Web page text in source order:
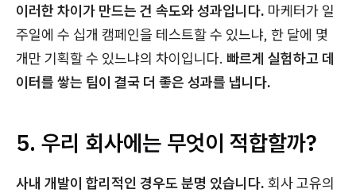
이러한 차이가 만드는 건 속도와 성과입니다. 마케터가 일
주일에 수 십개 캠페인을 테스트할 수 있느냐, 한 달에 몇
개만 기획할 수 있느냐의 차이입니다. 빠르게 실험하고 데
이터를 쌓는 팀이 결국 더 좋은 성과를 냅니다.
5. 우리 회사에는 무엇이 적합할까?
사내 개발이 합리적인 경우도 분명 있습니다. 회사 고유의